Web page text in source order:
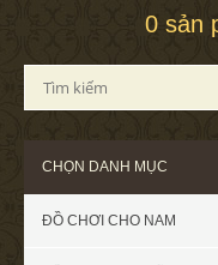
0 sản
CHỌN DANH MỤC
ĐỒ CHƠI CHO NAM